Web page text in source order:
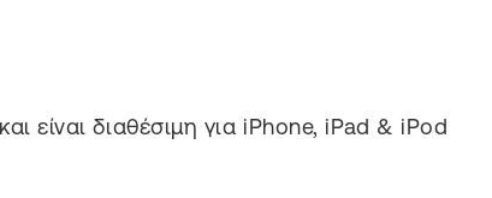
είναι διαθέσιμη για iPhone, iPad & iPod